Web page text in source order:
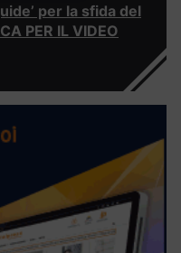
per la sfida del
PER IL VIDEO